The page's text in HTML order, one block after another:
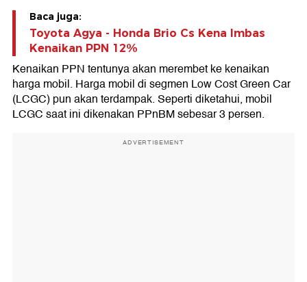
Baca juga:
Toyota Agya - Honda Brio Cs Kena Imbas
Kenaikan PPN 12%
Kenaikan PPN tentunya akan merembet ke kenaikan
harga mobil. Harga mobil di segmen Low Cost Green Car
(LCGC) pun akan terdampak. Seperti diketahui, mobil
LCGC saat ini dikenakan PPnBM sebesar 3 persen.
ADVERTISEMENT